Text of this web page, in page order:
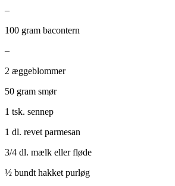
–
100 gram bacontern
–
2 æggeblommer
50 gram smør
1 tsk. sennep
1 dl. revet parmesan
3/4 dl. mælk eller fløde
½ bundt hakket purløg